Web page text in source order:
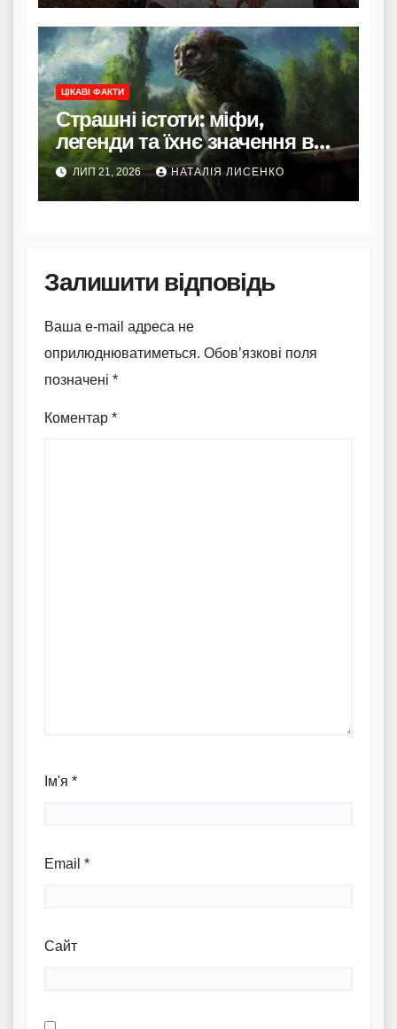
ЦІКАВІ ФАКТИ
Страшні істоти: міфи,
легенди та їхнє значення в
культурі
ЛИП 21, 2026 НАТАЛІЯ ЛИСЕНКО
Залишити відповідь
Ваша e-mail адреса не
оприлюднюватиметься. Обов’язкові поля
позначені *
Коментар *
Ім'я *
Email *
Сайт